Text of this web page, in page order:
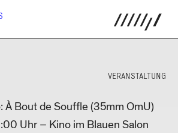
VERANSTALTUNG
À Bout de Souffle (35mm OmU)
Uhr – Kino im Blauen Salon